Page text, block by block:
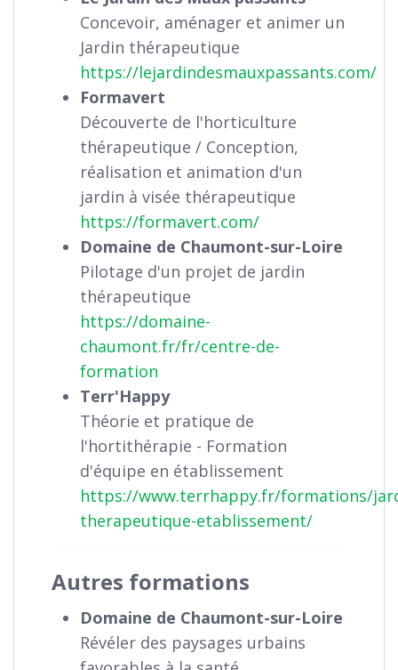
Concevoir, aménager et animer un
Jardin thérapeutique
https://lejardindesmauxpassants.com/
Formavert
Découverte de l'horticulture
thérapeutique / Conception,
réalisation et animation d'un
jardin à visée thérapeutique
https://formavert.com/
Domaine de Chaumont-sur-Loire
Pilotage d'un projet de jardin
thérapeutique
https://domaine-
chaumont.fr/fr/centre-de-
formation
Terr'Happy
Théorie et pratique de
l'hortithérapie - Formation
d'équipe en établissement
https://www.terrhappy.fr/formations/
therapeutique-etablissement/
Autres formations
Domaine de Chaumont-sur-Loire
Révéler des paysages urbains